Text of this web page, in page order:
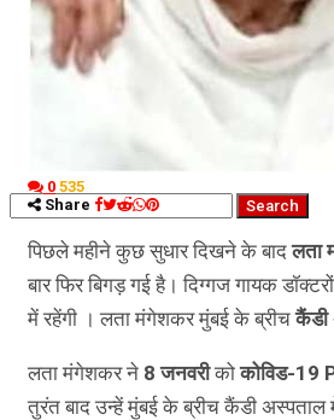
कृषि
धर्म
0 535
Share
पिछले महीने कुछ सुधार दिखने के बादलता
बार फिर बिगड़ गई है। दिग्गज गायक
में रहेंगी । लता मंगेशकर मुंबई के ब्रीचकैंडी
लता मंगेशकर ने 8 जनवरीकोकोविड-19
तुरंत बाद उन्हें मुंबई के ब्रीच कैंडी अस्पताल में